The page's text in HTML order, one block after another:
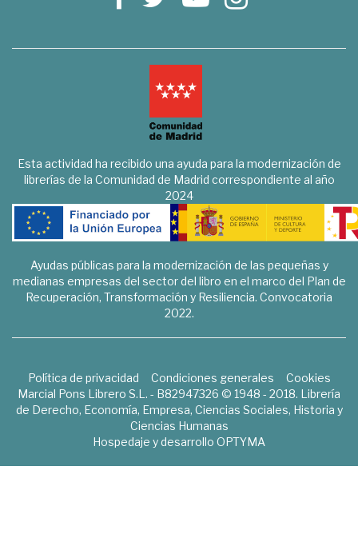
Esta actividad ha recibido una ayuda para la modernización de
librerías de la Comunidad de Madrid correspondiente al año
2024
Ayudas públicas para la modernización de las pequeñas y
medianas empresas del sector del libro en el marco del Plan de
Recuperación, Transformación y Resiliencia. Convocatoria
2022.
Política de privacidad Condiciones generales
Cookies
Marcial Pons Librero S.L. - B82947326 © 1948 - 2018. Librería
de Derecho, Economía, Empresa, Ciencias Sociales, Historia y
Ciencias Humanas
Hospedaje y desarrollo OPTYMA